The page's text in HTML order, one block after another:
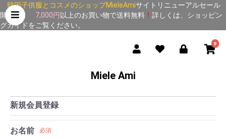
韓国子供服とコスメのショップMieleAmiサイトリニューアルセール
開催中！
7,000円 以上のお買い物で送料無料 ！ 詳しくは、
ショッピン
グガイド をご覧ください。
0
Miele Ami
新規会員登録
お名前 必須